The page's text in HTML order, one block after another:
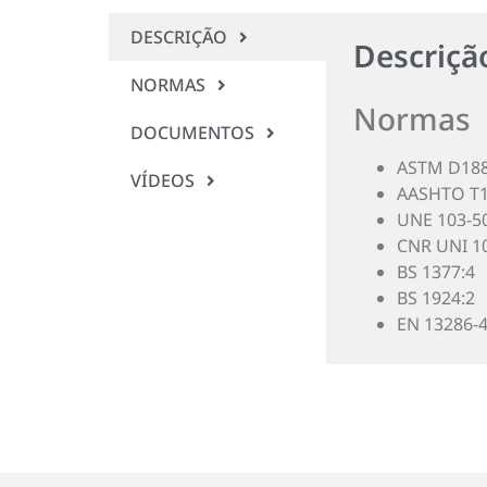
DESCRIÇÃO
NORMAS
DOCUMENTOS
VÍDEOS
Normas
ASTM
AASHTO
UNE 103-
CNR UNI
BS 1377:4
BS 1924:2
EN 13286-